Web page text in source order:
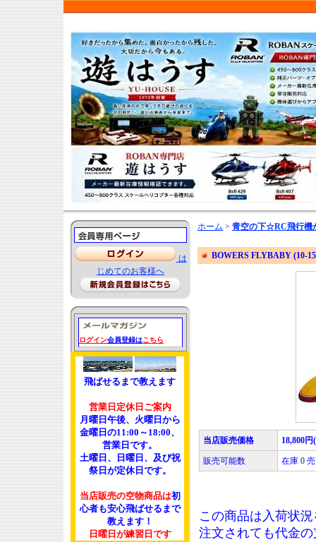
は
じめてのお客様へ
ログイン会員登録はこちら
飛ばせるまで教えます
営業日定休日ご案内
月曜日午後、火曜日から
金曜日の11:00～18:00、
営業日です。
土曜日、日曜日、及び祝
祭日が定休日です。
当店販売の空物商品は初
心者も安心飛ばせるまで
教えます！
日曜日が練習日です
ホーム > 青空の下☆RC飛行
BOWERS FLYBABY (10-
当店販売価格 18,800
販売可能数 在庫 0
この商品は入荷状
注文されても代金